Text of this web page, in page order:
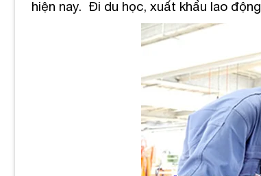
hiện nay. Đi du học, xuất khẩu lao